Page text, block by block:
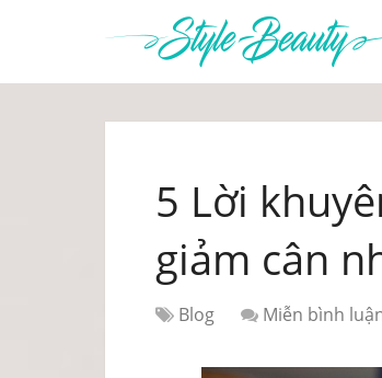
5 Lời
giảm cân
Blog Miễn bình